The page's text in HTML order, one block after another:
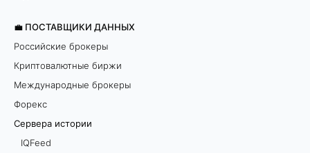
💼 ПОСТАВЩИКИ ДАННЫХ
Российские брокеры
Криптовалютные биржи
Международные брокеры
Форекс
Сервера истории
IQFeed